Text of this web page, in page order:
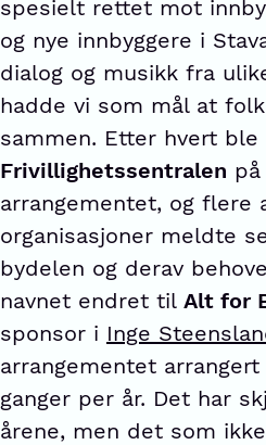
spesielt rettet mot
og nye innbyggere i
dialog og musikk fra
hadde vi som mål at
sammen. Etter hvert ble
Frivillighetssentralen
arrangementet, og flere
organisasjoner meldte
bydelen og derav
navnet endret til Alt for
sponsor i Inge
arrangementet
ganger per år. Det har
årene, men det som